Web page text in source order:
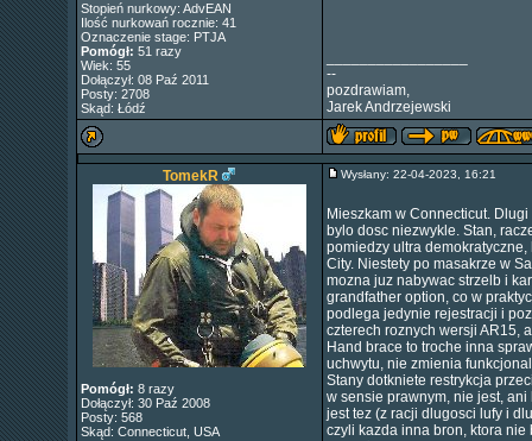
Stopień nurkowy: AdvEAN
Ilość nurkowań rocznie: 41
Oznaczenie stage: PTJA
Pomógł: 51 razy
Wiek: 55
Dołączył: 08 Paź 2011
Posty: 2708
Skąd: Łódź
--
pozdrawiam,
Jarek Andrzejewski
TomekR
Pomógł: 8 razy
Dołączył: 30 Paź 2008
Posty: 568
Skąd: Connecticut, USA
Wysłany: 22-04-2023, 16:21
Mieszkam w Connecticut.
bylo dosc niezwykle. Stan,
pomiedzy ultra
City. Niestety po masakrze w
mozna juz nabywac strzelb i
grandfather option, co w
podlega jedynie rejestracji i
czterech roznych wersji AR15,
Hand brace to troche inna
uchwytu, nie zmienia
Stany dotkniete restrykcja
w sensie prawnym, nie jest,
jest tez (z racji dlugosci lufy i
czyli kazda inna bron, ktora nie